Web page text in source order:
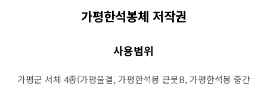
가평한석봉체 저작권
사용범위
가평군 서체 4종(가평물결, 가평한석봉 큰붓B, 가평한석봉 중간